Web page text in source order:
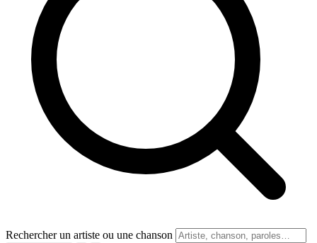
Rechercher un artiste ou une chanson